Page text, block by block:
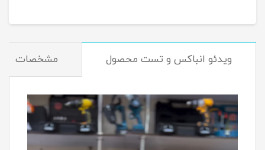
ویدئو انباکس و تست محصول مشخصات